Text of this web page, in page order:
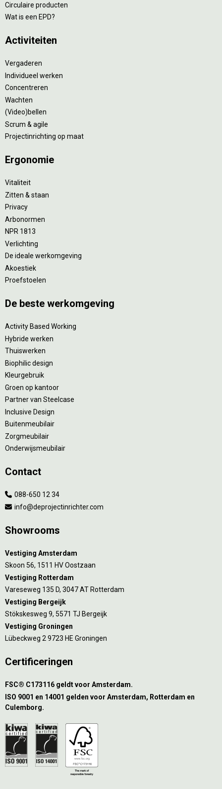
Circulaire producten
Wat is een EPD?
Activiteiten
Vergaderen
Individueel werken
Concentreren
Wachten
(Video)bellen
Scrum & agile
Projectinrichting op maat
Ergonomie
Vitaliteit
Zitten & staan
Privacy
Arbonormen
NPR 1813
Verlichting
De ideale werkomgeving
Akoestiek
Proefstoelen
De beste werkomgeving
Activity Based Working
Hybride werken
Thuiswerken
Biophilic design
Kleurgebruik
Groen op kantoor
Partner van Steelcase
Inclusive Design
Buitenmeubilair
Zorgmeubilair
Onderwijsmeubilair
Contact
088-650 12 34
info@deprojectinrichter.com
Showrooms
Vestiging Amsterdam
Skoon 56, 1511 HV Oostzaan
Vestiging Rotterdam
Vareseweg 135 D, 3047 AT Rotterdam
Vestiging Bergeijk
Stökskesweg 9, 5571 TJ Bergeijk
Vestiging Groningen
Lübeckweg 2 9723 HE Groningen
Certificeringen
FSC® C173116 geldt voor Amsterdam.
ISO 9001 en 14001 gelden voor Amsterdam, Rotterdam en
Culemborg.